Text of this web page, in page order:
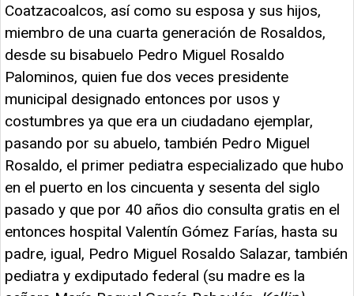
Coatzacoalcos, así como su esposa y sus hijos,
miembro de una cuarta generación de Rosaldos,
desde su bisabuelo Pedro Miguel Rosaldo
Palominos, quien fue dos veces presidente
municipal designado entonces por usos y
costumbres ya que era un ciudadano ejemplar,
pasando por su abuelo, también Pedro Miguel
Rosaldo, el primer pediatra especializado que hubo
en el puerto en los cincuenta y sesenta del siglo
pasado y que por 40 años dio consulta gratis en el
entonces hospital Valentín Gómez Farías, hasta su
padre, igual, Pedro Miguel Rosaldo Salazar, también
pediatra y exdiputado federal (su madre es la